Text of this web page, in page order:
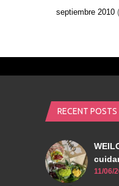
septiembre 2010
RECENT POSTS
11/06/